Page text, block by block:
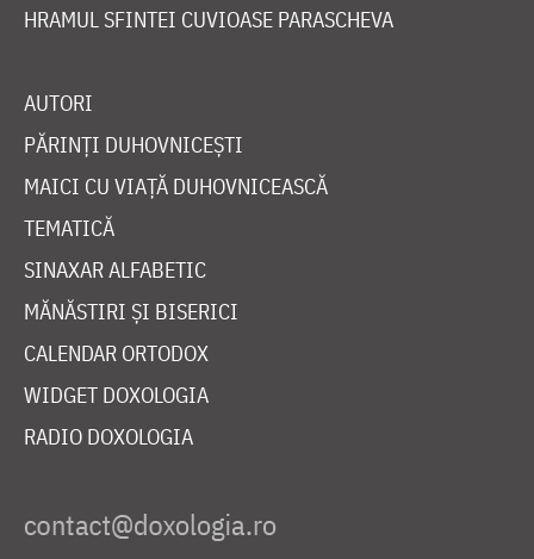
HRAMUL SFINTEI CUVIOASE PARASCHEVA
AUTORI
PĂRINȚI DUHOVNICEȘTI
MAICI CU VIAȚĂ DUHOVNICEASCĂ
TEMATICĂ
SINAXAR ALFABETIC
MĂNĂSTIRI ȘI BISERICI
CALENDAR ORTODOX
WIDGET DOXOLOGIA
RADIO DOXOLOGIA